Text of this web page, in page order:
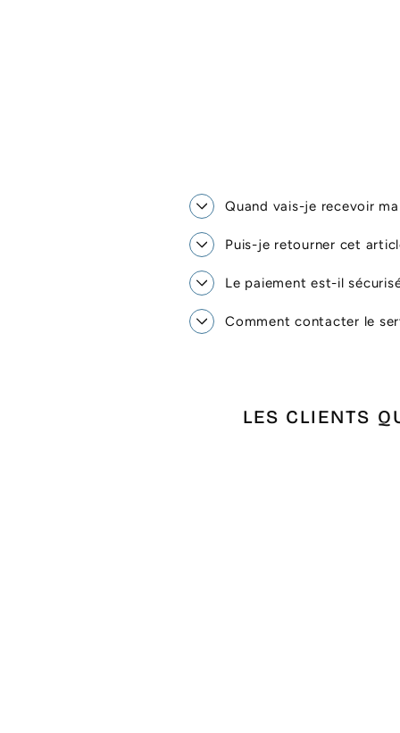
Quand vais-je recevoir
Puis-je retourner cet
Le paiement est-il
Comment contacter le
LES CLIENTS